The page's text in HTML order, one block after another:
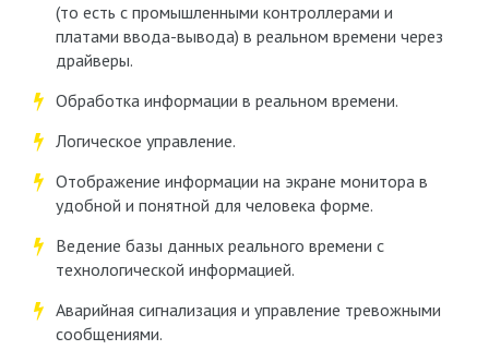
(то есть с промышленными контроллерами и
платами ввода-вывода) в реальном времени через
драйверы.
Обработка информации в реальном времени.
Логическое управление.
Отображение информации на экране монитора в
удобной и понятной для человека форме.
Ведение базы данных реального времени с
технологической информацией.
Аварийная сигнализация и управление тревожными
сообщениями.